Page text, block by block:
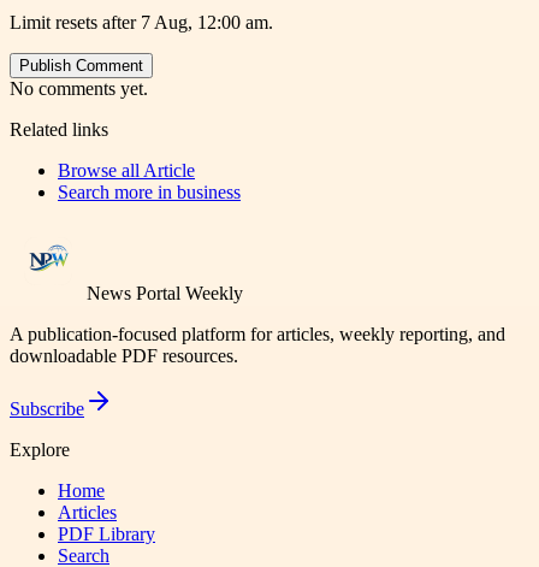
Limit resets after 7 Aug, 12:00 am.
Publish Comment
No comments yet.
Related links
Browse all Article
Search more in business
News Portal Weekly
A publication-focused platform for articles, weekly reporting, and
downloadable PDF resources.
Subscribe
Explore
Home
Articles
PDF Library
Search